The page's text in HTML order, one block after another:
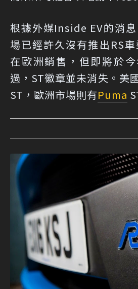
根據外媒Inside EV的消息
場已經許久沒有推出RS
在歐洲銷售，但即將於
過，ST徽章並未消失。美
ST，歐洲市場則有Puma